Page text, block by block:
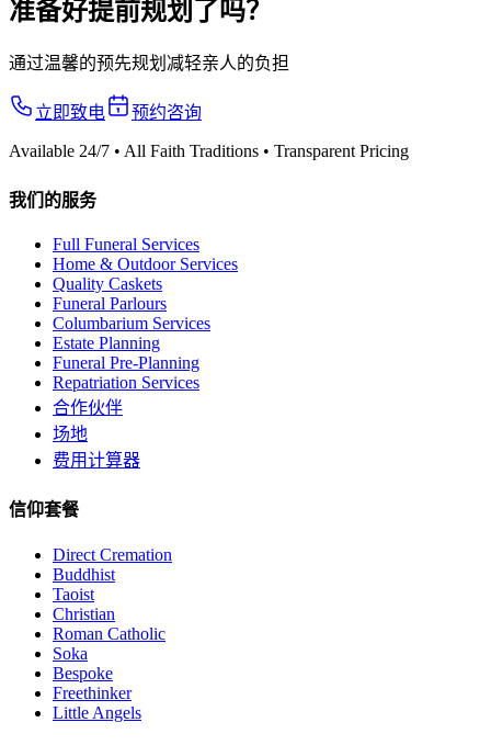
准备好提前规划了吗？
通过温馨的预先规划减轻亲人的负担
立即致电 预约咨询
Available 24/7 • All Faith Traditions • Transparent Pricing
我们的服务
Full Funeral Services
Home & Outdoor Services
Quality Caskets
Funeral Parlours
Columbarium Services
Estate Planning
Funeral Pre-Planning
Repatriation Services
合作伙伴
场地
费用计算器
信仰套餐
Direct Cremation
Buddhist
Taoist
Christian
Roman Catholic
Soka
Bespoke
Freethinker
Little Angels